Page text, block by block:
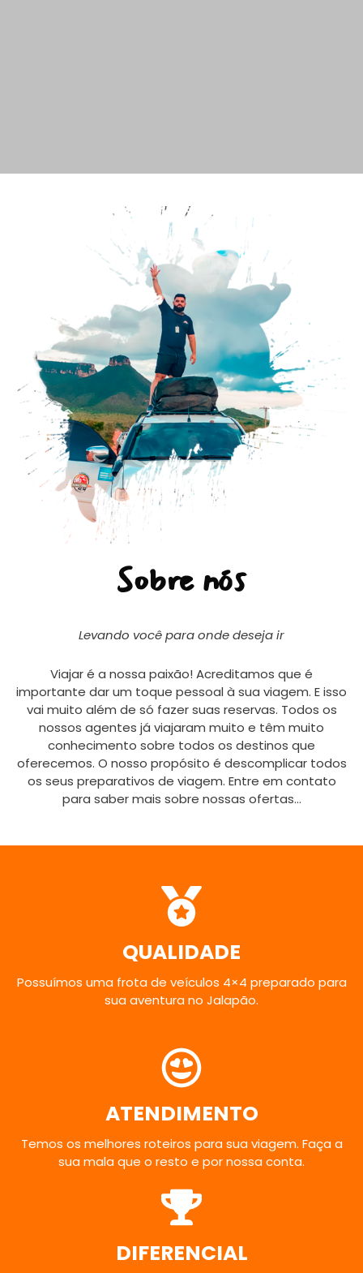
Sobre nós
Levando você para onde deseja ir
Viajar é a nossa paixão! Acreditamos que é
importante dar um toque pessoal à sua viagem. E isso
vai muito além de só fazer suas reservas. Todos os
nossos agentes já viajaram muito e têm muito
conhecimento sobre todos os destinos que
oferecemos. O nosso propósito é descomplicar todos
os seus preparativos de viagem. Entre em contato
para saber mais sobre nossas ofertas…
QUALIDADE
Possuímos uma frota de veículos 4×4 preparado para
sua aventura no Jalapão.
ATENDIMENTO
Temos os melhores roteiros para sua viagem. Faça a
sua mala que o resto e por nossa conta.
DIFERENCIAL